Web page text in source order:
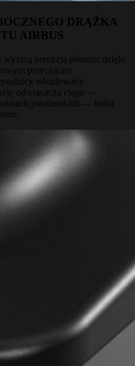
DRĄŻKA
AIRBUS
precyzją pilotażu dzięki
przyciskom
wbudowany
odwracacza ciągu —
pasażerskich — która